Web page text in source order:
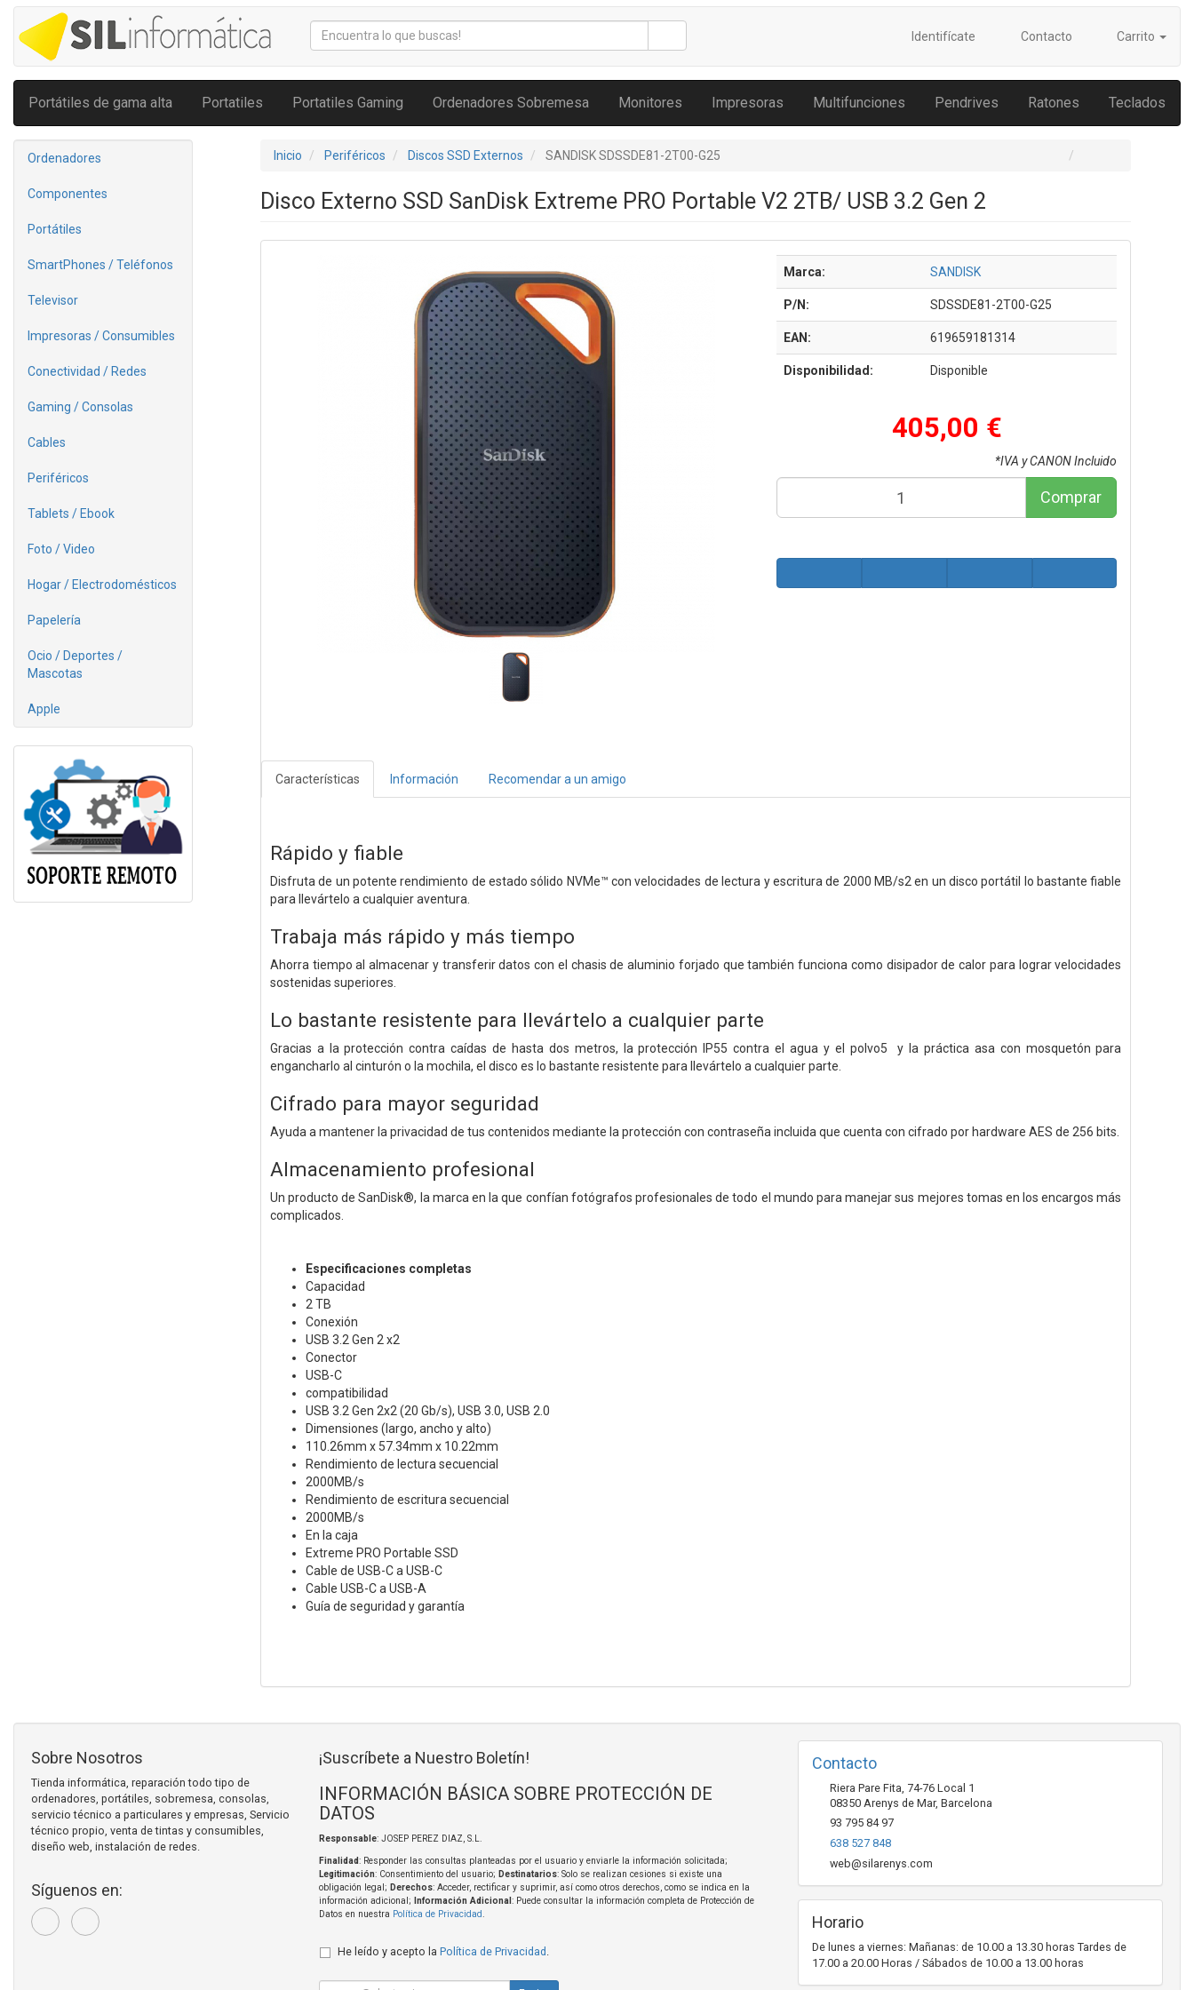
Identifícate Contacto Carrito
Portátiles de gama alta Portatiles Portatiles Gaming Ordenadores Sobremesa Monitores Impresoras Multifunciones Pendrives Ratones Teclados
Ordenadores
Componentes
Portátiles
SmartPhones / Teléfonos
Televisor
Impresoras / Consumibles
Conectividad / Redes
Gaming / Consolas
Cables
Periféricos
Tablets / Ebook
Foto / Video
Hogar / Electrodomésticos
Papelería
Ocio / Deportes /
Mascotas
Apple
Inicio Periféricos Discos SSD Externos SANDISK SDSSDE81-2T00-G25
Disco Externo SSD SanDisk Extreme PRO Portable V2 2TB/ USB 3.2 Gen 2
Marca: SANDISK
P/N: SDSSDE81-2T00-G25
EAN: 619659181314
Disponibilidad: Disponible
405,00 €
*IVA y CANON Incluido
Comprar
Características Información Recomendar a un amigo
Rápido y fiable
Disfruta de un potente rendimiento de estado sólido NVMe™ con velocidades de lectura y escritura de 2000 MB/s2 en un disco portátil lo bastante fiable
para llevártelo a cualquier aventura.
Trabaja más rápido y más tiempo
Ahorra tiempo al almacenar y transferir datos con el chasis de aluminio forjado que también funciona como disipador de calor para lograr velocidades
sostenidas superiores.
Lo bastante resistente para llevártelo a cualquier parte
Gracias a la protección contra caídas de hasta dos metros, la protección IP55 contra el agua y el polvo5 y la práctica asa con mosquetón para
engancharlo al cinturón o la mochila, el disco es lo bastante resistente para llevártelo a cualquier parte.
Cifrado para mayor seguridad
Ayuda a mantener la privacidad de tus contenidos mediante la protección con contraseña incluida que cuenta con cifrado por hardware AES de 256 bits.
Almacenamiento profesional
Un producto de SanDisk®, la marca en la que confían fotógrafos profesionales de todo el mundo para manejar sus mejores tomas en los encargos más
complicados.
Especificaciones completas
Capacidad
2 TB
Conexión
USB 3.2 Gen 2 x2
Conector
USB-C
compatibilidad
USB 3.2 Gen 2x2 (20 Gb/s), USB 3.0, USB 2.0
Dimensiones (largo, ancho y alto)
110.26mm x 57.34mm x 10.22mm
Rendimiento de lectura secuencial
2000MB/s
Rendimiento de escritura secuencial
2000MB/s
En la caja
Extreme PRO Portable SSD
Cable de USB-C a USB-C
Cable USB-C a USB-A
Guía de seguridad y garantía
Sobre Nosotros
Tienda informática, reparación todo tipo de
ordenadores, portátiles, sobremesa, consolas,
servicio técnico a particulares y empresas, Servicio
técnico propio, venta de tintas y consumibles,
diseño web, instalación de redes.
Síguenos en:
¡Suscríbete a Nuestro Boletín!
INFORMACIÓN BÁSICA SOBRE PROTECCIÓN DE
DATOS
Responsable: JOSEP PEREZ DIAZ, S.L.
Finalidad: Responder las consultas planteadas por el usuario y enviarle la información solicitada;
Legitimación: Consentimiento del usuario; Destinatarios: Solo se realizan cesiones si existe una
obligación legal; Derechos: Acceder, rectificar y suprimir, así como otros derechos, como se indica en la
información adicional;
Información Adicional : Puede consultar la información completa de Protección de
Datos en nuestra Política de Privacidad.
He leído y acepto la Política de Privacidad .
Contacto
Riera Pare Fita, 74-76 Local 1
08350 Arenys de Mar, Barcelona
93 795 84 97
638 527 848
web@silarenys.com
Horario
De lunes a viernes: Mañanas: de 10.00 a 13.30 horas Tardes de
17.00 a 20.00 Horas / Sábados de 10.00 a 13.00 horas